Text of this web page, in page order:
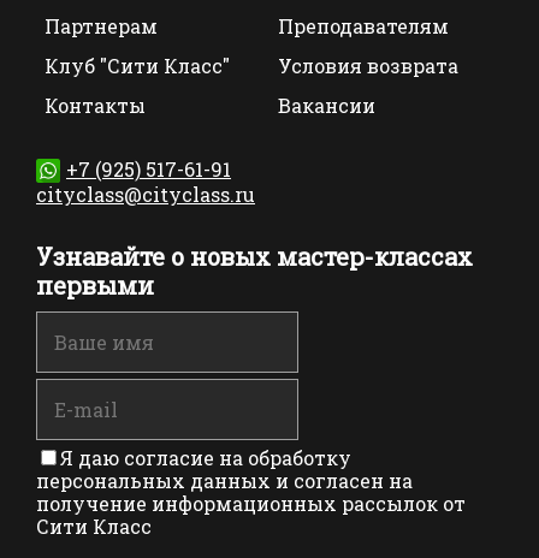
Партнерам
Преподавателям
Клуб "Сити Класс"
Условия возврата
Контакты
Вакансии
+7 (925) 517-61-91
cityclass@cityclass.ru
Узнавайте о новых мастер-классах
первыми
Я даю согласие на обработку
персональных данных и согласен на
получение информационных рассылок от
Сити Класс